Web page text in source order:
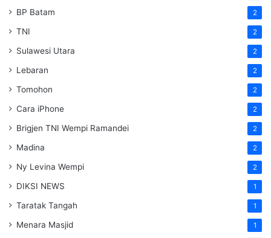
BP Batam 2
TNI 2
Sulawesi Utara 2
Lebaran 2
Tomohon 2
Cara iPhone 2
Brigjen TNI Wempi Ramandei 2
Madina 2
Ny Levina Wempi 2
DIKSI NEWS 1
Taratak Tangah 1
Menara Masjid 1